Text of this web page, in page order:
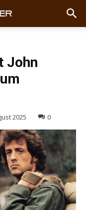
John
2025 0